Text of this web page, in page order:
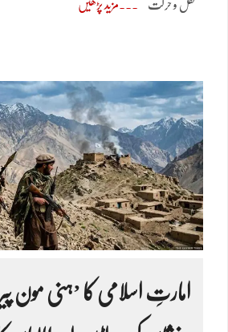
نقل و حرکت مزید پڑھیں
امارتِ اسلامی کا ’ہنی مون